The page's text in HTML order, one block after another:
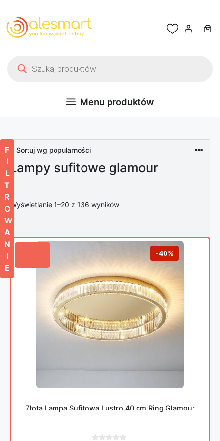
Menu produktów
F
I
L
T
R
O
W
A
N
I
E
Lampy sufitowe glamour
Wyświetlanie 1–20 z 136 wynikówPosortowane według
-40%
Złota Lampa Sufitowa Lustro 40 cm Ring Glamour